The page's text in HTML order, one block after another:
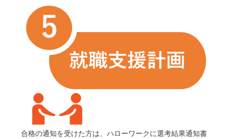
合格の通知を受けた方は、ハローワークに選考結果通知書